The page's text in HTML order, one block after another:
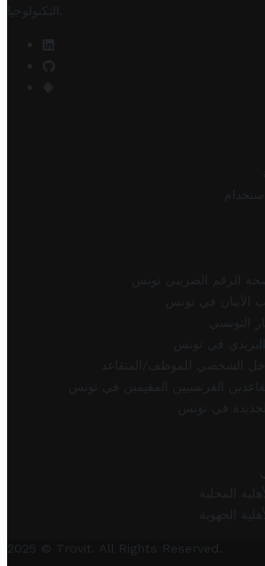
التكنولوجيا
الرقم الضريبي تونس
في تونس
التونسي
في تونس
الشخصي للموظف/المتقاعد
الفرنسيين المقيمين في تونس
في تونس
المحلية
الجهوية
2025 © Trovit. All Rights Reserved.